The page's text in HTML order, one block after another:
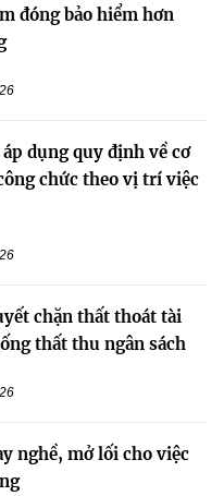
đóng bảo hiểm hơn
dụng quy định về cơ
chức theo vị trí việc
chặn thất thoát tài
thất thu ngân sách
nghề, mở lối cho việc